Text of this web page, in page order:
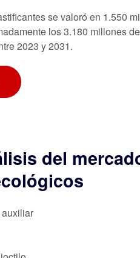
se valoró en 1.550
los 3.180 millones
2023 y 2031.
del